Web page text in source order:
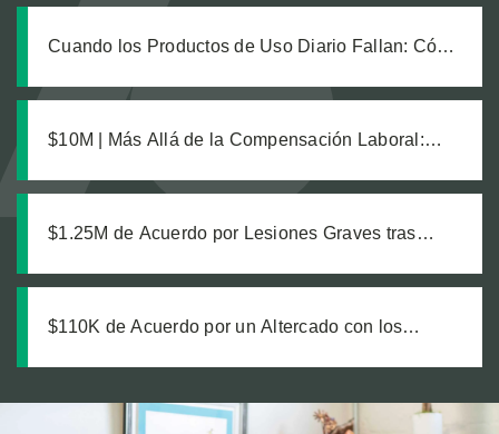
Cuando los Productos de Uso Diario Fallan: Cómo
$10M | Más Allá de la Compensación Laboral:
$1.25M de Acuerdo por Lesiones Graves tras
$110K de Acuerdo por un Altercado con los